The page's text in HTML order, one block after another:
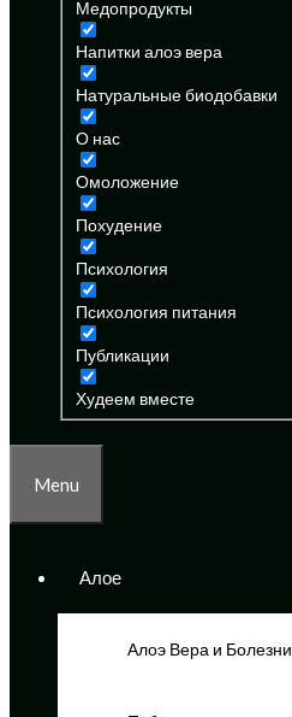
Медопродукты
Напитки алоэ вера
Натуральные биодобавки
О нас
Омоложение
Похудение
Психология
Психология питания
Публикации
Худеем вместе
Menu
Алое
Алоэ Вера и Болезни